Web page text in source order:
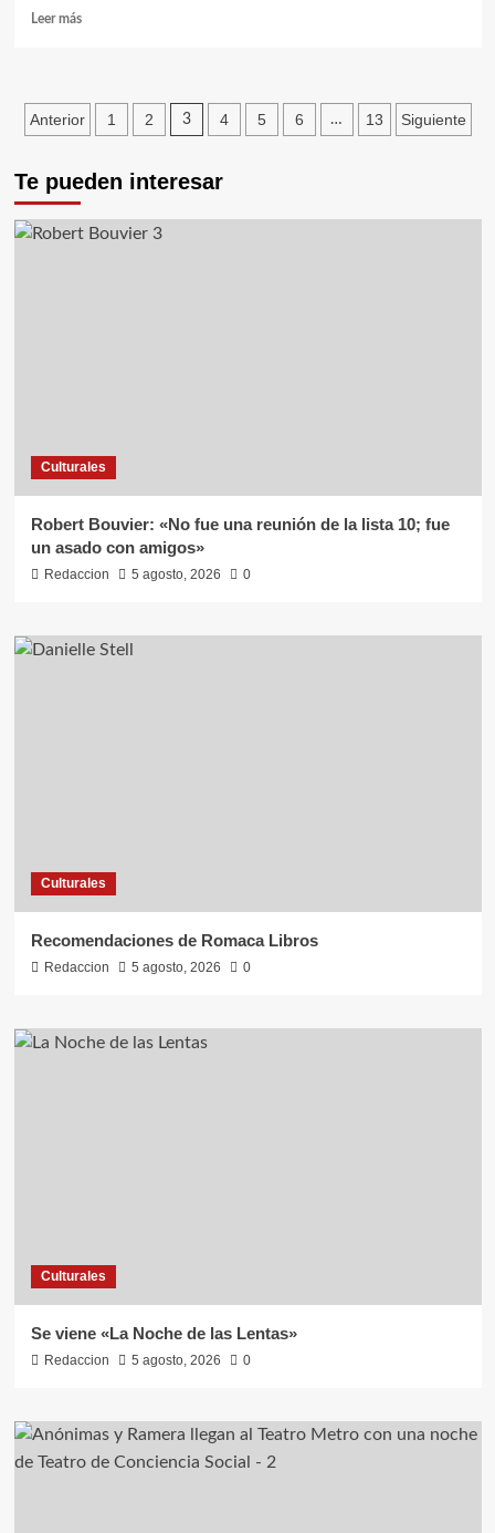
Leer másLeer
policiales
Paginación
entradas
Anterior 1 2 3 4 5 6 … 13 Siguiente
Te pueden interesar
Culturales
Robert Bouvier: «No fue una reunión de la lista 10; fue
un asado con amigos»
Redaccion 5 agosto, 2026 0
Culturales
Recomendaciones de Romaca Libros
Redaccion 5 agosto, 2026 0
Culturales
Se viene «La Noche de las Lentas»
Redaccion 5 agosto, 2026 0